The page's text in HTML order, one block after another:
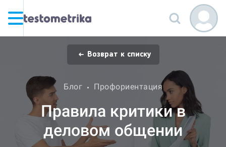
Возврат к списку
Блог Профориентация
Правила критики в
деловом общении